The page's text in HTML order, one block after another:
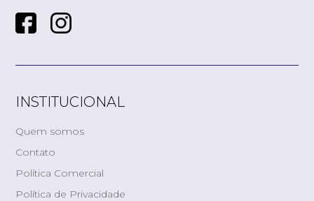
INSTITUCIONAL
Quem somos
Contato
Política Comercial
Política de Privacidade